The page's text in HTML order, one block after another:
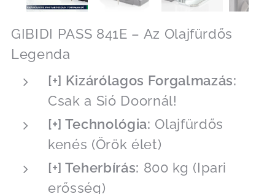
GIBIDI PASS 841E – Az Olajfürdős
Legenda
[+] Kizárólagos Forgalmazás:
Csak a Sió Doornál!
[+] Technológia: Olajfürdős
kenés (Örök élet)
[+] Teherbírás: 800 kg (Ipari
erősség)